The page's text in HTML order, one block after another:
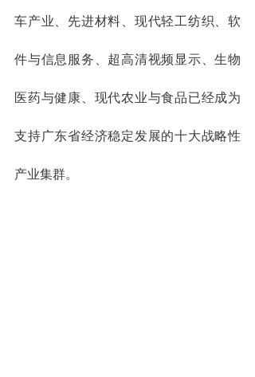
车产业、先进材料、现代轻工纺织、软
件与信息服务、超高清视频显示、生物
医药与健康、现代农业与食品已经成为
支持广东省经济稳定发展的十大战略性
产业集群。